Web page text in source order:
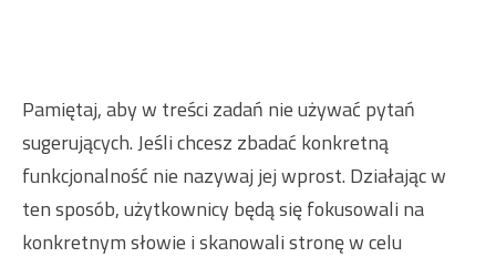
Pamiętaj, aby w treści zadań nie używać pytań
sugerujących. Jeśli chcesz zbadać konkretną
funkcjonalność nie nazywaj jej wprost. Działając w
ten sposób, użytkownicy będą się fokusowali na
konkretnym słowie i skanowali stronę w celu